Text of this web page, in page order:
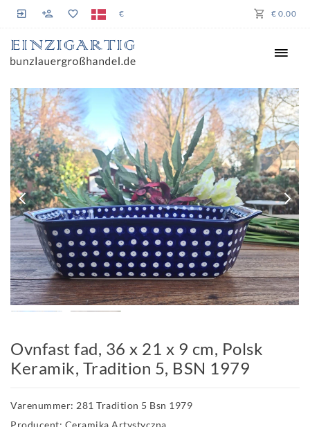
€ € 0.00
Ovnfast fad, 36 x 21 x 9 cm, Polsk
Keramik, Tradition 5, BSN 1979
Varenummer: 281 Tradition 5 Bsn 1979
Producent: Ceramika Artystyczna